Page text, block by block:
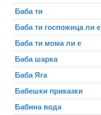
Баба ти
Баба ти госпожица ли е
Баба ти мома ли е
Баба шарка
Баба Яга
Бабешки приказки
Бабина вода